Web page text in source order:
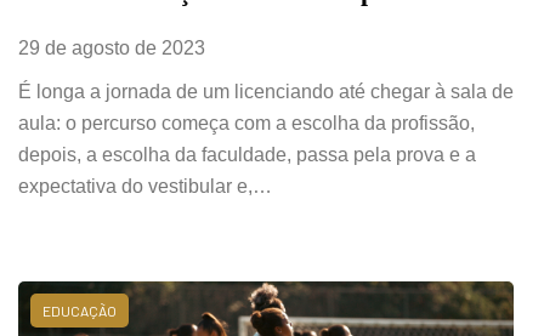
29 de agosto de 2023
É longa a jornada de um licenciando até chegar à sala de
aula: o percurso começa com a escolha da profissão,
depois, a escolha da faculdade, passa pela prova e a
expectativa do vestibular e,…
EDUCAÇÃO